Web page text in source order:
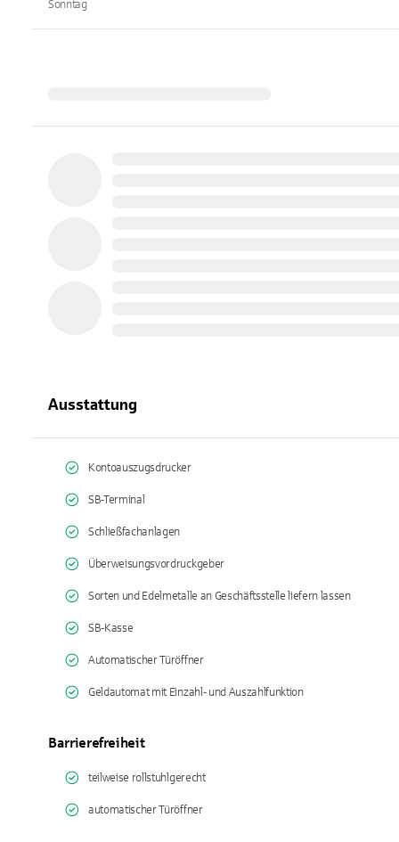
Sonntag
Ausstattung
Kontoauszugsdrucker
SB-Terminal
Schließfachanlagen
Überweisungsvordruckgeber
Sorten und Edelmetalle an Geschäftsstelle liefern lassen
SB-Kasse
Automatischer Türöffner
Geldautomat mit Einzahl- und Auszahlfunktion
Barrierefreiheit
teilweise rollstuhlgerecht
automatischer Türöffner